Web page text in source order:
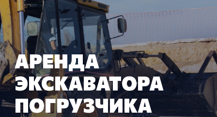
АРЕНДА
ЭКСКАВАТОРА
ПОГРУЗЧИКА